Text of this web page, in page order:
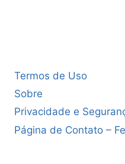
Termos de Uso
Sobre
Privacidade e
Página de Contato –